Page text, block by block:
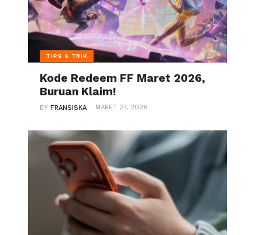
TIPS & TRIK
Kode Redeem FF Maret 2026,
Buruan Klaim!
BYFRANSISKA MARET 27, 2026